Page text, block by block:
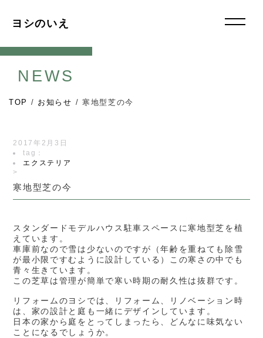
ヨシのいえ
NEWS
TOP / お知らせ / 寒地型芝の今
2017年2月3日
tag：
エクステリア
>
寒地型芝の今
スタンダードモデルハウス駐車スペースに寒地型芝を植
えています。
車庫前なので雪は少ないのですが（年齢を重ねても除雪
が最小限ですむように設計している）この寒さの中でも
青々生きています。
この芝草は管理が簡単で寒い時期の耐久性は抜群です。
リフォームのヨシでは、リフォーム、リノベーション時
は、家の設計と庭も一緒にデザインしています。
日本の家から庭をとってしまったら、どんなに味気ない
ことになるでしょうか。